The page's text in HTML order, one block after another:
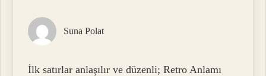
Suna Polat
İlk satırlar anlaşılır ve düzenli; Retro Anlamı